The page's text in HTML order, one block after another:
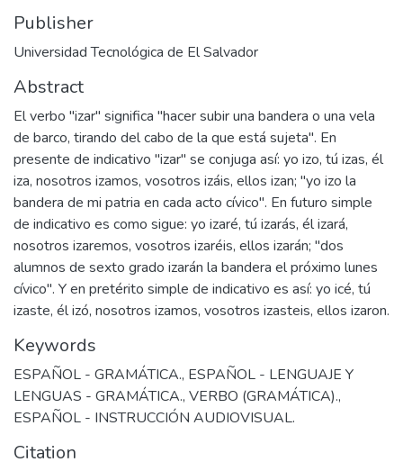
Publisher
Universidad Tecnológica de El Salvador
Abstract
El verbo "izar" significa "hacer subir una bandera o una vela
de barco, tirando del cabo de la que está sujeta". En
presente de indicativo "izar" se conjuga así: yo izo, tú izas, él
iza, nosotros izamos, vosotros izáis, ellos izan; "yo izo la
bandera de mi patria en cada acto cívico". En futuro simple
de indicativo es como sigue: yo izaré, tú izarás, él izará,
nosotros izaremos, vosotros izaréis, ellos izarán; "dos
alumnos de sexto grado izarán la bandera el próximo lunes
cívico". Y en pretérito simple de indicativo es así: yo icé, tú
izaste, él izó, nosotros izamos, vosotros izasteis, ellos izaron.
Keywords
ESPAÑOL - GRAMÁTICA., ESPAÑOL - LENGUAJE Y
LENGUAS - GRAMÁTICA., VERBO (GRAMÁTICA).,
ESPAÑOL - INSTRUCCIÓN AUDIOVISUAL.
Citation